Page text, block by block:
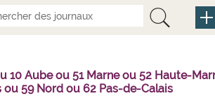
10 Aube ou 51 Marne ou 52 Haute-
59 Nord ou 62 Pas-de-Calais